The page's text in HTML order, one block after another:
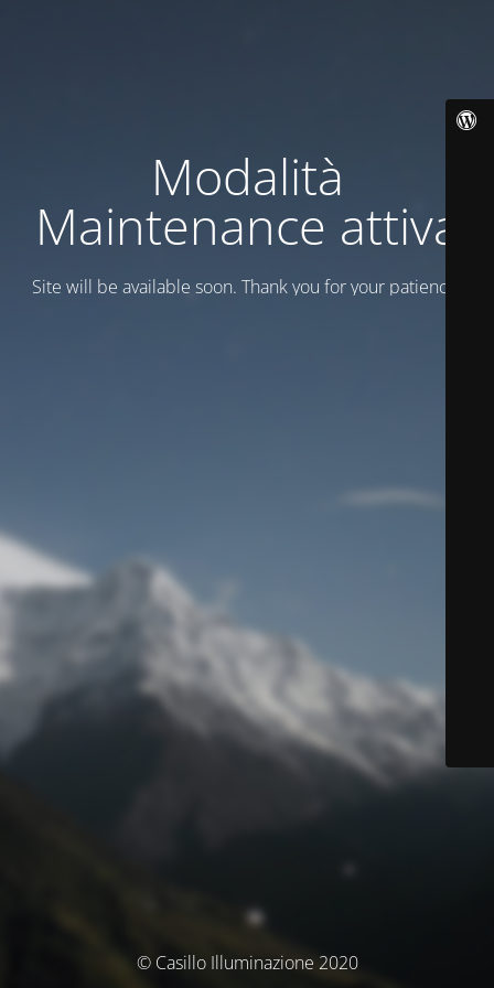
Modalità
Maintenance attiva
Site will be available soon. Thank you for your patience!
© Casillo Illuminazione 2020